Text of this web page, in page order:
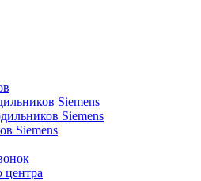
Siemens
Siemens
Siemens
центра